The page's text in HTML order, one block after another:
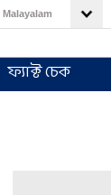
Malayalam
ফ্যাক্ট চেক